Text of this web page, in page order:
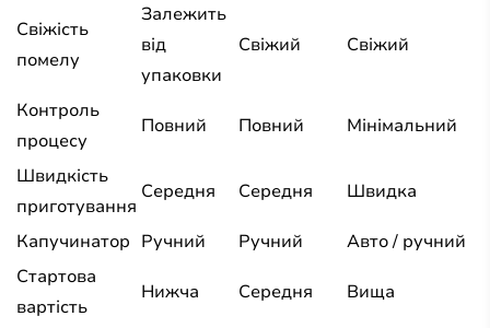
Свіжість
помелу
Залежить
від
упаковки
Свіжий Свіжий
Контроль
процесу
Повний Повний Мінімальний
Швидкість
приготування
Середня Середня Швидка
Капучинатор Ручний Ручний
Авто / ручний
Стартова
вартість
Нижча Середня Вища